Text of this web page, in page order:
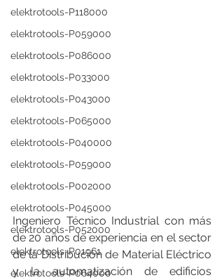
elektrotools-P118000
elektrotools-P059000
elektrotools-P086000
elektrotools-P033000
elektrotools-P043000
elektrotools-P065000
elektrotools-P040000
elektrotools-P059000
elektrotools-P002000
elektrotools-P045000
elektrotools-P052000
elektrotools-P01961
elektrotools-P064000
Ingeniero Técnico Industrial con más
de 20 años de experiencia en el sector
de la Distribución de Material Eléctrico
y la automatización de edificios